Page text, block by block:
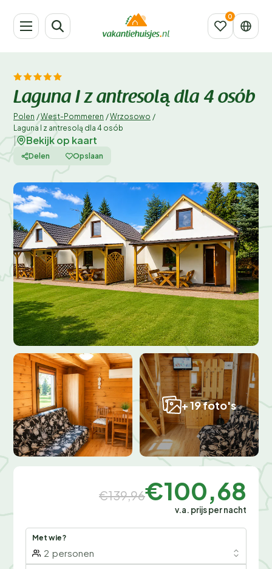
Laguna I z antresolą dla 4 osób
Polen /West-Pommeren /Wrzosowo /
Laguna I z antresolą dla 4 osób
Bekijk op kaart
Delen Opslaan
+ 19 foto's
€139,96€100,68
v.a. prijs per nacht
Met wie?
2 personen